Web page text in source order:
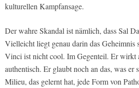
kulturellen Kampfansage.
Der wahre Skandal ist nämlich, dass Sal
Vielleicht liegt genau darin das Geheimnis
Vinci ist nicht cool. Im Gegenteil. Er wirkt
authentisch. Er glaubt noch an das, was er
Milieu, das gelernt hat, jede Form von